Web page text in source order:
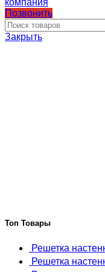
Позвонить
Закрыть
Топ Товары
Решетка
Решетка